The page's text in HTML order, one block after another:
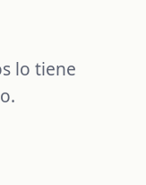
lo tiene